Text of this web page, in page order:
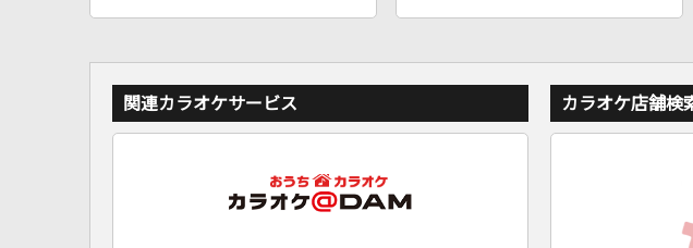
関連カラオケサービス カラオケ店舗検